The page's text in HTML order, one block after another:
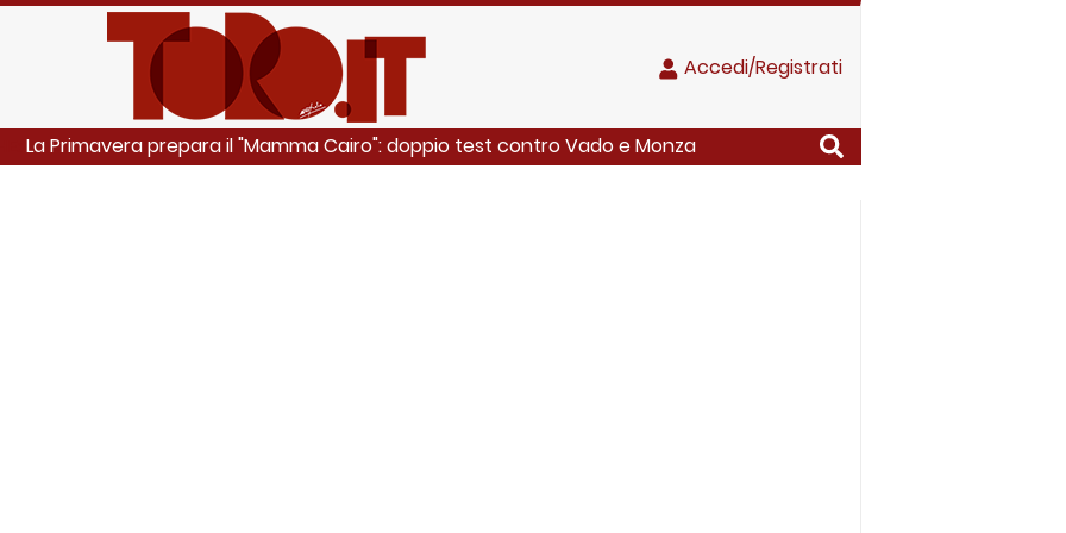
Accedi/Registrati
La Primavera prepara il "Mamma Cairo": doppio test contro Vado e Monza